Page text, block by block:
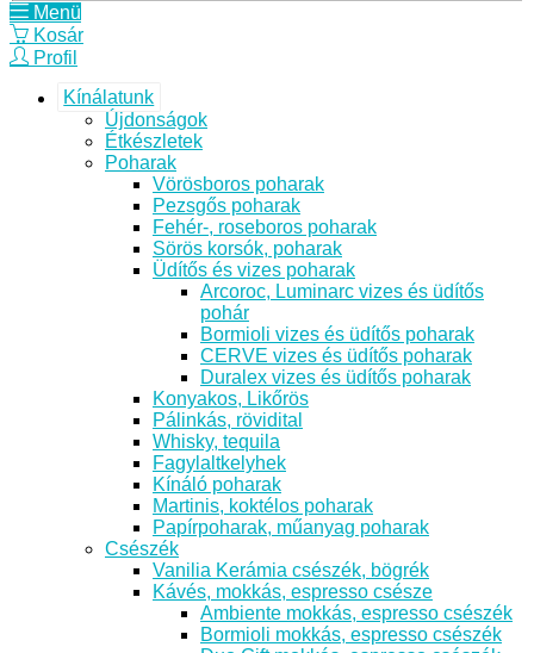
Menü
Kosár
Profil
Kínálatunk
Újdonságok
Étkészletek
Poharak
Vörösboros poharak
Pezsgős poharak
Fehér-, roseboros poharak
Sörös korsók, poharak
Üdítős és vizes poharak
Arcoroc, Luminarc vizes és üdítős
pohár
Bormioli vizes és üdítős poharak
CERVE vizes és üdítős poharak
Duralex vizes és üdítős poharak
Konyakos, Likőrös
Pálinkás, rövidital
Whisky, tequila
Fagylaltkelyhek
Kínáló poharak
Martinis, koktélos poharak
Papírpoharak, műanyag poharak
Csészék
Vanilia Kerámia csészék, bögrék
Kávés, mokkás, espresso csésze
Ambiente mokkás, espresso csészék
Bormioli mokkás, espresso csészék